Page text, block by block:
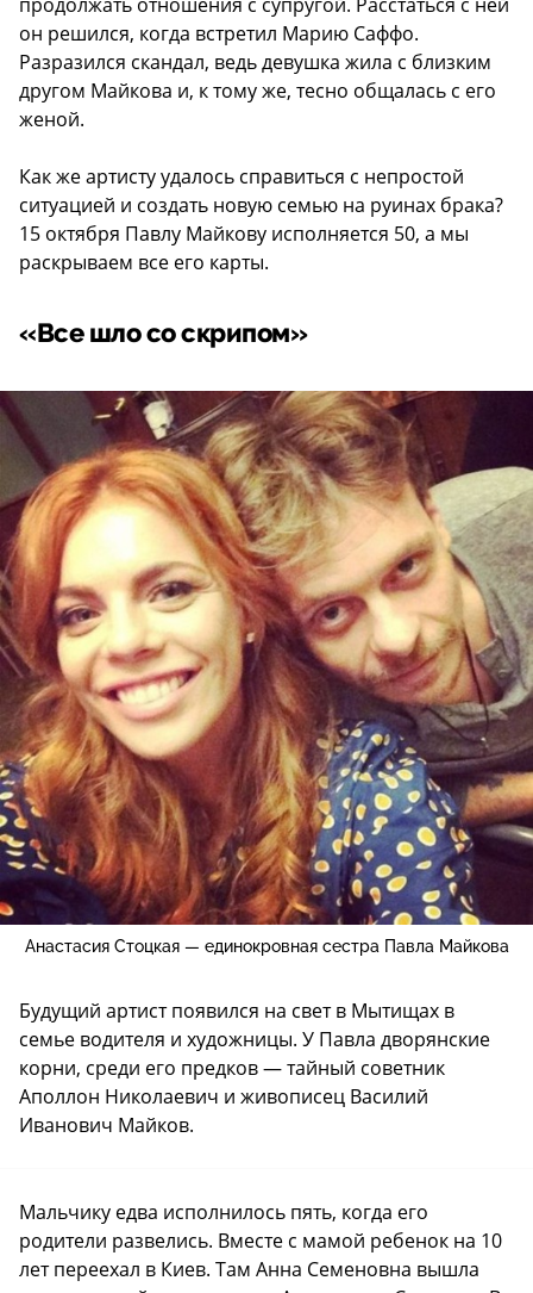
он решился, когда встретил Марию Саффо.
Разразился скандал, ведь девушка жила с близким
другом Майкова и, к тому же, тесно общалась с его
женой.
Как же артисту удалось справиться с непростой
ситуацией и создать новую семью на руинах брака?
15 октября Павлу Майкову исполняется 50, а мы
раскрываем все его карты.
«Все шло со скрипом»
Анастасия Стоцкая — единокровная сестра Павла Майкова
Будущий артист появился на свет в Мытищах в
семье водителя и художницы. У Павла дворянские
корни, среди его предков — тайный советник
Аполлон Николаевич и живописец Василий
Иванович Майков.
Мальчику едва исполнилось пять, когда его
родители развелись. Вместе с мамой ребенок на 10
лет переехал в Киев. Там Анна Семеновна вышла